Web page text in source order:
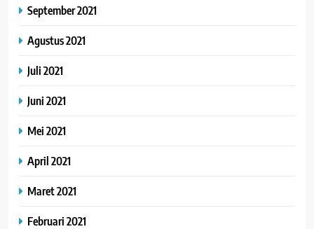
September 2021
Agustus 2021
Juli 2021
Juni 2021
Mei 2021
April 2021
Maret 2021
Februari 2021